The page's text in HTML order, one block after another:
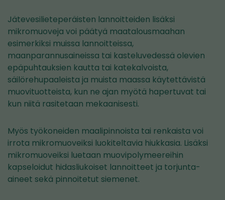
Jätevesilieteperäisten lannoitteiden lisäksi
mikromuoveja voi päätyä maatalousmaahan
esimerkiksi muissa lannoitteissa,
maanparannusaineissa tai kasteluvedessä olevien
epäpuhtauksien kautta tai katekalvoista,
säilörehupaaleista ja muista maassa käytettävistä
muovituotteista, kun ne ajan myötä hapertuvat tai
kun niitä rasitetaan mekaanisesti.
Myös työkoneiden maalipinnoista tai renkaista voi
irrota mikromuoveiksi luokiteltavia hiukkasia. Lisäksi
mikromuoveiksi luetaan muovipolymeereihin
kapseloidut hidasliukoiset lannoitteet ja torjunta-
aineet sekä pinnoitetut siemenet.